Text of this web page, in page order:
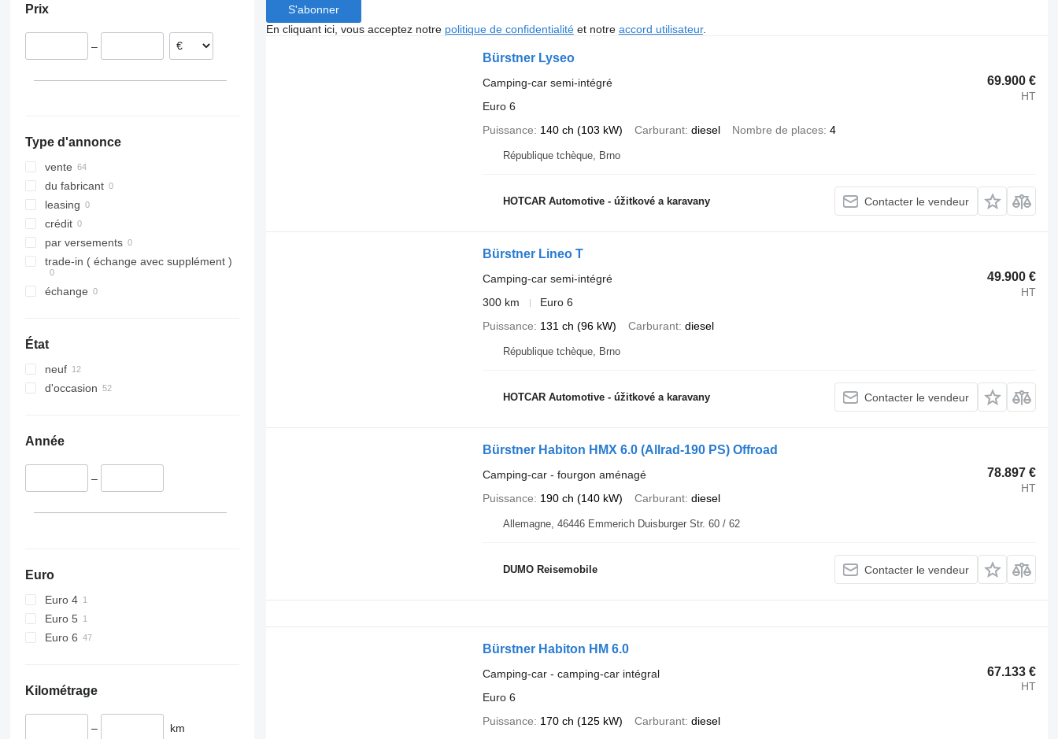
Pologne
Pays-Bas
Prix
–
Type d'annonce
vente
du fabricant
leasing
crédit
par versements
trade-in ( échange avec supplément )
échange
État
neuf
d'occasion
Année
–
Euro
Euro 4
Euro 5
Euro 6
Kilométrage
– km
S'abonner
En cliquant ici, vous acceptez notre politique de confidentialitéet notre accord utilisateur.
Bürstner Lyseo
69.900 €
HT
Camping-car semi-intégré
Euro 6
Puissance
140 ch (103 kW) Carburant diesel Nombre de places 4
République tchèque, Brno
HOTCAR Automotive - úžitkové a karavany Contacter le vendeur
Bürstner Lineo T
49.900 €
HT
Camping-car semi-intégré
300 km
Euro 6
Puissance
131 ch (96 kW) Carburant diesel
République tchèque, Brno
HOTCAR Automotive - úžitkové a karavany Contacter le vendeur
Bürstner Habiton HMX 6.0 (Allrad-190 PS) Offroad
78.897 €
HT
Camping-car - fourgon aménagé
Puissance
190 ch (140 kW) Carburant diesel
Allemagne, 46446 Emmerich Duisburger Str. 60 / 62
DUMO Reisemobile Contacter le vendeur
Bürstner Habiton HM 6.0
67.133 €
HT
Camping-car - camping‐car intégral
Euro 6
Puissance
170 ch (125 kW) Carburant diesel